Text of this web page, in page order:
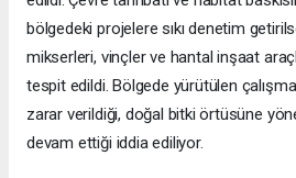
bölgedeki projelere sıkı denetim
mikserleri, vinçler ve hantal inşaat
tespit edildi. Bölgede yürütülen
zarar verildiği, doğal bitki örtüsüne
devam ettiği iddia ediliyor.